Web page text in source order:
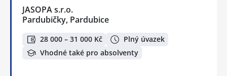
JASOPA s.r.o.
Pardubičky, Pardubice
28 000 – 31 000 Kč
Plný úvazek
Vhodné také pro absolventy